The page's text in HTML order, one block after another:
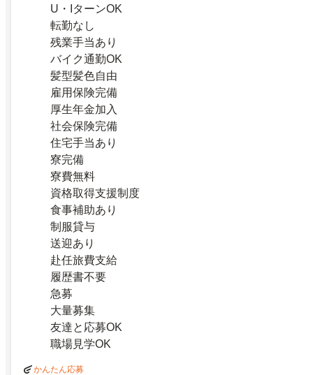
U・IターンOK
転勤なし
残業手当あり
バイク通勤OK
髪型髪色自由
雇用保険完備
厚生年金加入
社会保険完備
住宅手当あり
寮完備
寮費無料
資格取得支援制度
食事補助あり
制服貸与
送迎あり
赴任旅費支給
履歴書不要
急募
大量募集
友達と応募OK
職場見学OK
かんたん応募